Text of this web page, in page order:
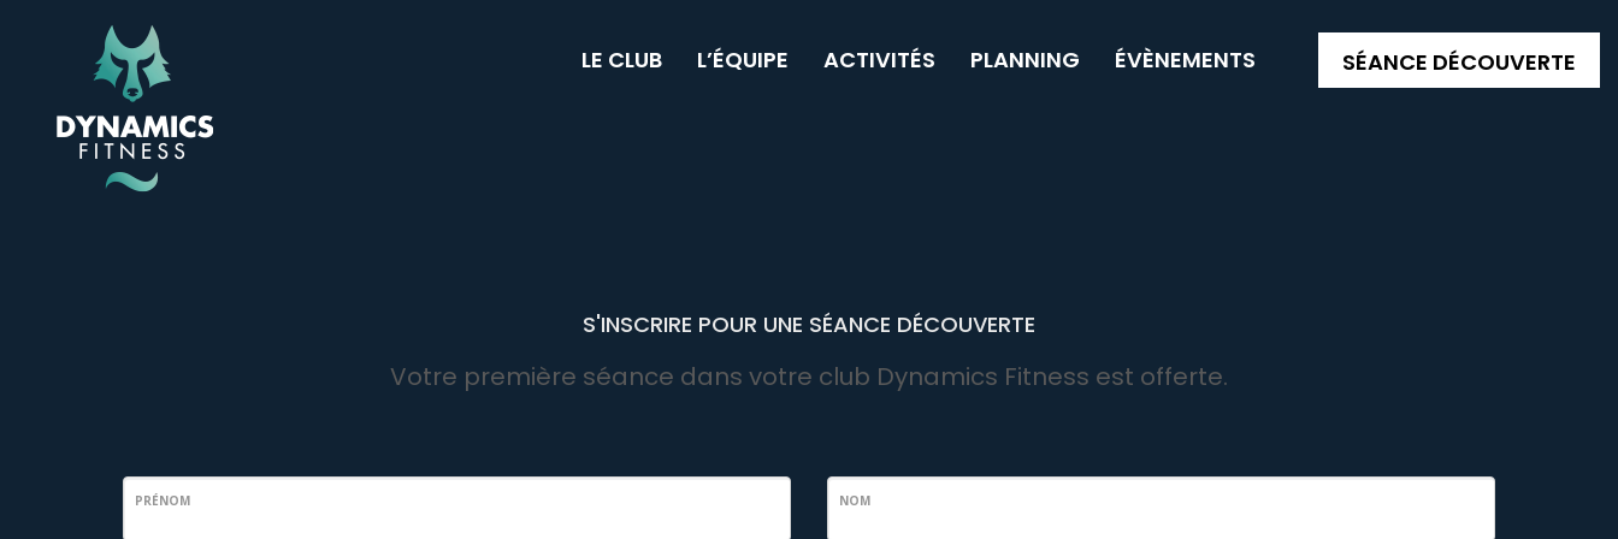
LE CLUB L’ÉQUIPE ACTIVITÉS PLANNING ÉVÈNEMENTS SÉANCE DÉCOUVERTE
S'INSCRIRE POUR UNE SÉANCE DÉCOUVERTE
Votre première séance dans votre club Dynamics Fitness est offerte.
PRÉNOM NOM